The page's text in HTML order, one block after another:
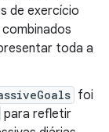
de exercício
toda a
foi
para refletir